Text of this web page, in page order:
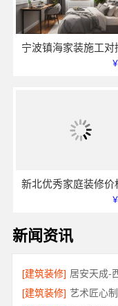
新闻资讯
[建筑装修] 居安天成-
[建筑装修]